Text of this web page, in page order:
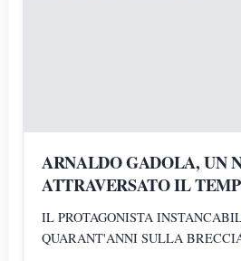
ARNALDO GADOLA, UN
ATTRAVERSATO IL
IL PROTAGONISTA
QUARANT'ANNI SULLA